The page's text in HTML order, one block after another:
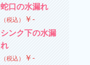
蛇口の水漏れ
（税込） ￥‐
シンク下の水漏
れ
（税込） ￥‐